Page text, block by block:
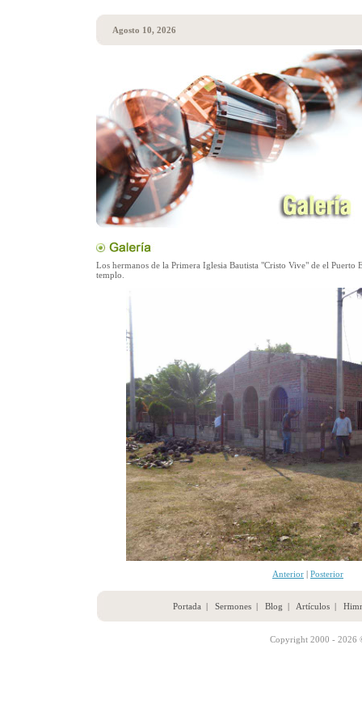
Agosto 10, 2026
Los hermanos de la Primera Iglesia Bautista "Cristo Vive" de el Puerto
templo.
Anterior | Posterior
Portada | Sermones| Blog | Artículos|
Copyright 2000 - 2026